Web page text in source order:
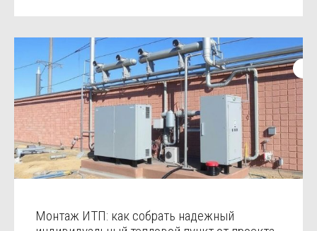
Монтаж ИТП: как собрать надежный